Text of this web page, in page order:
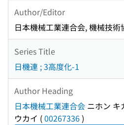
Author/Editor
日本機械工業連合会, 機械技術
Series Title
日機連 ; 3高度化-1
Author Heading
日本機械工業連合会 ニホン キ
ウカイ (00267336)